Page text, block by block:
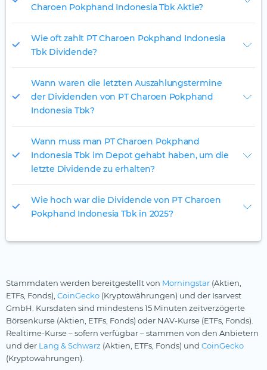
Charoen Pokphand Indonesia Tbk Aktie?
Wie oft zahlt PT Charoen Pokphand Indonesia
Tbk Dividende?
Wann waren die letzten Auszahlungstermine
der Dividenden von PT Charoen Pokphand
Indonesia Tbk?
Wann muss man PT Charoen Pokphand
Indonesia Tbk im Depot gehabt haben, um die
letzte Dividende zu erhalten?
Wie hoch war die Dividende von PT Charoen
Pokphand Indonesia Tbk in 2025?
Stammdaten werden bereitgestellt von Morningstar (Aktien,
ETFs, Fonds), CoinGecko (Kryptowährungen) und der Isarvest
GmbH. Kursdaten sind mindestens 15 Minuten zeitverzögerte
Börsenkurse (Aktien, ETFs, Fonds) oder NAV-Kurse (ETFs, Fonds).
Realtime-Kurse – sofern verfügbar – stammen von den Anbietern
und der Lang & Schwarz (Aktien, ETFs, Fonds) und CoinGecko
(Kryptowährungen).